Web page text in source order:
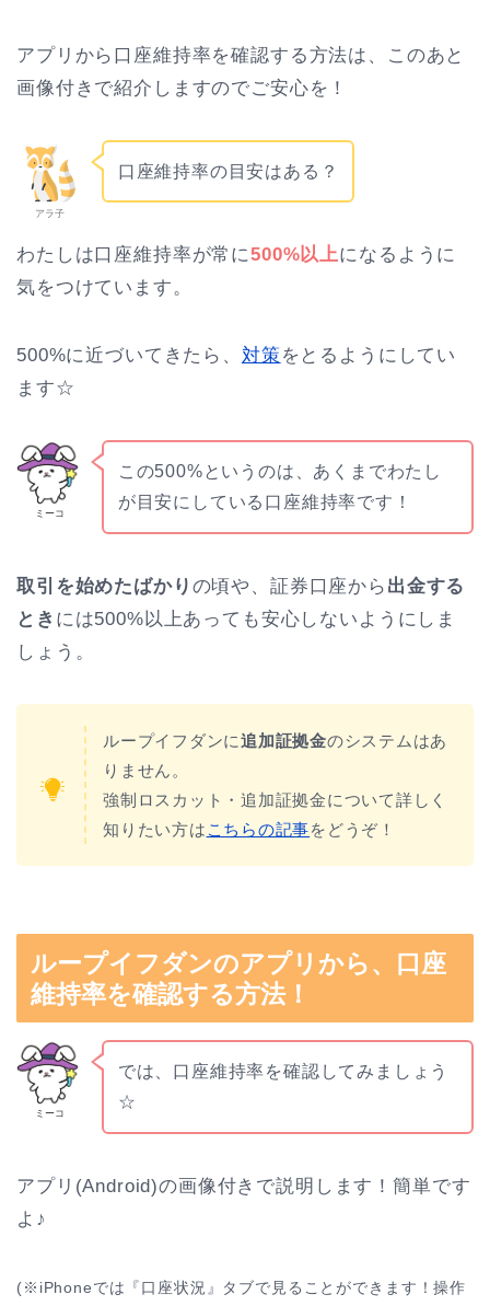
アプリから口座維持率を確認する方法は、このあと
画像付きで紹介しますのでご安心を！
アラ子
口座維持率の目安はある？
わたしは口座維持率が常に500%以上になるように
気をつけています。
500%に近づいてきたら、 対策 をとるようにしてい
ます☆
ミーコ
この500%というのは、あくまでわたし
が目安にしている口座維持率です！
取引を始めたばかり の頃や、証券口座から 出金する
とき には500%以上あっても安心しないようにしま
しょう。
ループイフダンに追加証拠金のシステムはあ
りません。
強制ロスカット・追加証拠金について詳しく
知りたい方は こちらの記事をどうぞ！
ループイフダンのアプリから、口座
維持率を確認する方法！
ミーコ
では、口座維持率を確認してみましょう
☆
アプリ(Android)の画像付きで説明します！簡単です
よ♪
(※iPhoneでは『口座状況』タブで見ることができます！操作